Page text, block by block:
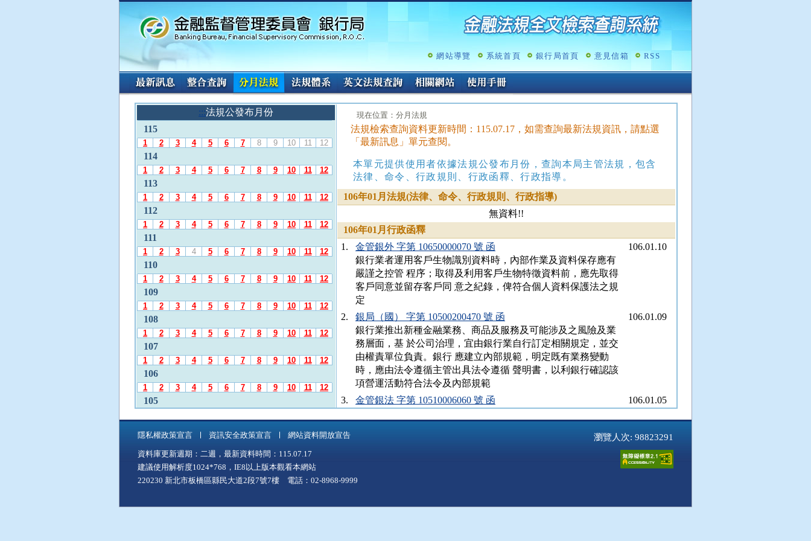
跳
容
網站導覽 系統首頁 銀行局首頁 意見信箱 RSS
:::
請
使
用
t
+
選
擇
「
法
規
公
發
布
月
份
」
後
，
再
使
用
l
t
+
至
「
中
主
:::法規公發布月份
115
1 2 3 4 5 6 7 8 9 10 11 12
114
1 2 3 4 5 6 7 8 9 10 11 12
113
1 2 3 4 5 6 7 8 9 10 11 12
112
1 2 3 4 5 6 7 8 9 10 11 12
111
1 2 3 4 5 6 7 8 9 10 11 12
110
1 2 3 4 5 6 7 8 9 10 11 12
109
1 2 3 4 5 6 7 8 9 10 11 12
108
1 2 3 4 5 6 7 8 9 10 11 12
107
1 2 3 4 5 6 7 8 9 10 11 12
106
1 2 3 4 5 6 7 8 9 10 11 12
105
1 5 6 7 10 11 12
103
1 2 3 4 5 6 7 8 9 10 11
102
101
現在位置：分月法規
法規檢索查詢資料更新時間：115.07.17，如需查詢最新法規資訊，請點選
「最新訊息」單元查閱。
本單元提供使用者依據法規公發布月份，查詢本局主管法規，包含
法律、命令、行政規則、行政函釋、行政指導。
106年01月法規(法律、命令、行政規則、行政指導)
無資料!!
106年01月行政函釋
1.
金管銀外 字第 10650000070 號 函
銀行業者運用客戶生物識別資料時，內部作業及資料保存應有
嚴謹之控管 程序；取得及利用客戶生物特徵資料前，應先取得
客戶同意並留存客戶同 意之紀錄，俾符合個人資料保護法之規
定
106.01.10
2.
銀局（國） 字第 10500200470 號 函
銀行業推出新種金融業務、商品及服務及可能涉及之風險及業
務層面，基 於公司治理，宜由銀行業自行訂定相關規定，並交
由權責單位負責。銀行 應建立內部規範，明定既有業務變動
時，應由法令遵循主管出具法令遵循 聲明書，以利銀行確認該
項營運活動符合法令及內部規範
106.01.09
3.
金管銀法 字第 10510006060 號 函
106.01.05
隱私權政策宣言 資訊安全政策宣言 網站資料開放宣告 瀏覽人次: 98823291
資料庫更新週期：二週，最新資料時間：115.07.17
建議使用解析度1024*768，IE8以上版本觀看本網站
220230 新北市板橋區縣民大道2段7號7樓 電話：02-8968-9999